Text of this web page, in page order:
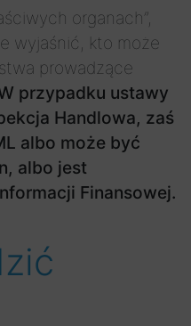
organach”,
wyjaśnić, kto może
prowadzące
przypadku ustawy
Handlowa, zaś
albo może być
albo jest
Finansowej.